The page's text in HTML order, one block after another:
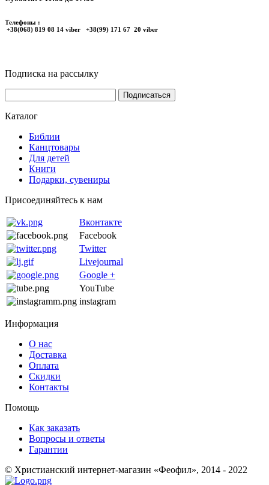
Телефоны :
+38(068) 819 08 14 viber +38(99) 171 67 20 viber
Подписка на рассылку
Каталог
Библии
Канцтовары
Для детей
Книги
Подарки, сувениры
Присоединяйтесь к нам
Вконтакте
Facebook
Twitter
Livejournal
Google +
YouTube
instagram
Информация
О нас
Доставка
Оплата
Скидки
Контакты
Помощь
Как заказать
Вопросы и ответы
Гарантии
© Христианский интернет-магазин «Феофил», 2014 - 2022